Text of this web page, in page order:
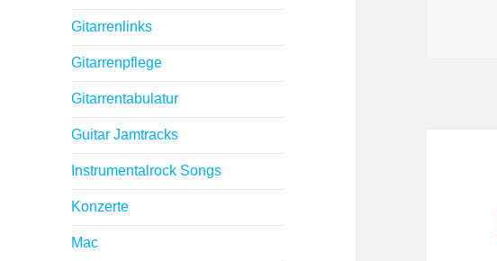
Gitarrenlinks
Gitarrenpflege
Gitarrentabulatur
Guitar Jamtracks
Instrumentalrock Songs
Konzerte
Mac